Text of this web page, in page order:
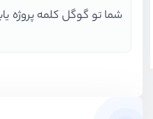
شما تو گوگل کلمه پروژه